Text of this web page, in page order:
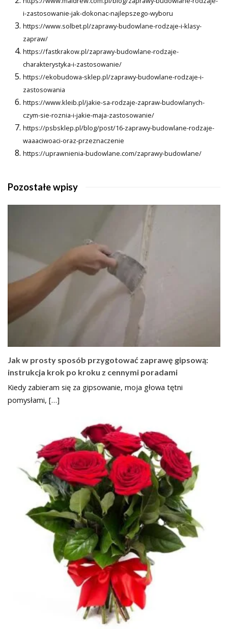
i-zastosowanie-jak-dokonac-najlepszego-wyboru
https://www.solbet.pl/zaprawy-budowlane-rodzaje-i-klasy-
zapraw/
https://fastkrakow.pl/zaprawy-budowlane-rodzaje-
charakterystyka-i-zastosowanie/
https://ekobudowa-sklep.pl/zaprawy-budowlane-rodzaje-i-
zastosowania
https://www.kleib.pl/jakie-sa-rodzaje-zapraw-budowlanych-
czym-sie-roznia-i-jakie-maja-zastosowanie/
https://psbsklep.pl/blog/post/16-zaprawy-budowlane-rodzaje-
waaaciwoaci-oraz-przeznaczenie
https://uprawnienia-budowlane.com/zaprawy-budowlane/
Pozostałe wpisy
Jak w prosty sposób przygotować zaprawę gipsową:
instrukcja krok po kroku z cennymi poradami
Kiedy zabieram się za gipsowanie, moja głowa tętni
pomysłami, […]